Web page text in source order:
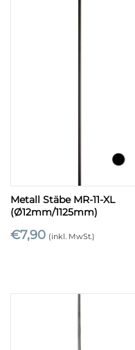
Metall Stäbe MR-11-XL
(Ø12mm/1125mm)
€7,90 (inkl. MwSt.)